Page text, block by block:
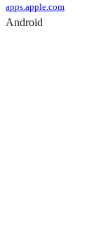
apps.apple.com
Android